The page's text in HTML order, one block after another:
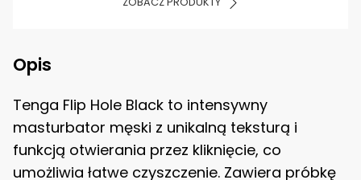
Opis
Tenga Flip Hole Black to intensywny
masturbator męski z unikalną teksturą i
funkcją otwierania przez kliknięcie, co
umożliwia łatwe czyszczenie. Zawiera próbkę